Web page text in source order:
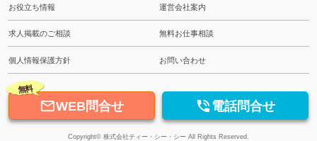
お役立ち情報 運営会社案内
求人掲載のご相談 無料お仕事相談
個人情報保護方針 お問い合わせ
無料
WEB問合せ  電話問合せ
Copyright© 株式会社ティー・シー・シー All Rights Reserved.